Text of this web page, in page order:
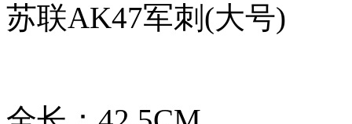
苏联AK47军刺(大号)